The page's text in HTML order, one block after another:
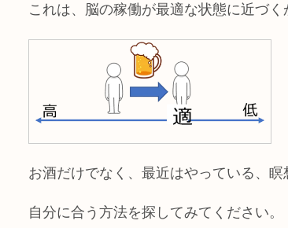
これは、脳の稼働が最適な状態に近づく
お酒だけでなく、最近はやっている、
自分に合う方法を探してみてください。